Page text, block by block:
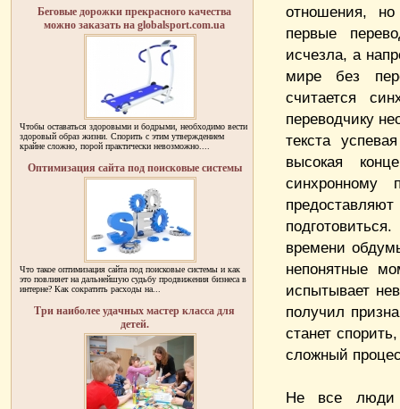
отношения,
первые
исчезла, а
мире без
считается
переводчику
текста
высокая
синхронному
времени
непонятные
испытывает
получил
станет
сложный
Не все люди
Беговые дорожки прекрасного качества
можно заказать на globalsport.com.ua
Чтобы оставаться здоровыми и бодрыми, необходимо вести
здоровый образ жизни. Спорить с этим утверждением
крайне сложно, порой практически невозможно....
Оптимизация сайта под поисковые системы
Что такое оптимизация сайта под поисковые системы и как
это повлияет на дальнейшую судьбу продвижения бизнеса в
интерне? Как сократить расходы на...
Три наиболее удачных мастер класса для
детей.